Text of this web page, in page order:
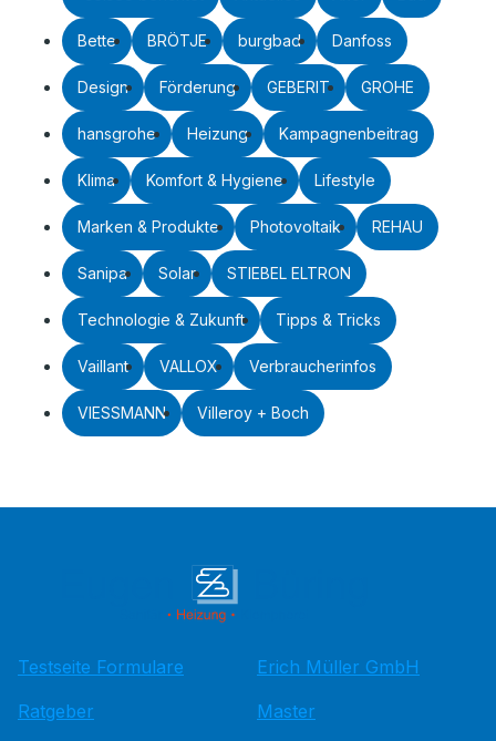
Bette BRÖTJE burgbad Danfoss
Design Förderung GEBERIT GROHE
hansgrohe Heizung Kampagnenbeitrag
Klima Komfort & Hygiene Lifestyle
Marken & Produkte Photovoltaik REHAU
Sanipa Solar STIEBEL ELTRON
Technologie & Zukunft Tipps & Tricks
Vaillant VALLOX Verbraucherinfos
VIESSMANN Villeroy + Boch
Testseite Formulare
Ratgeber
Erich Müller GmbH
Master